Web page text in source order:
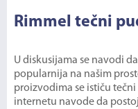
Rimmel tečni
U diskusijama se navodi
popularnija na našim
proizvodima se ističu
internetu navode da